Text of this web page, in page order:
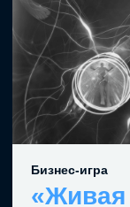
Подходит для
стран и культур
Создан медиатором
квалификацией IMI
Работает на
снимает
Основан на научном
EMPAT?